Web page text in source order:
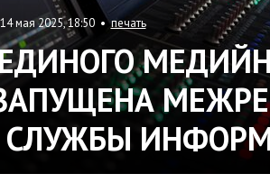
мая 2025, 18:50 •печать
СЛУЖБЫ